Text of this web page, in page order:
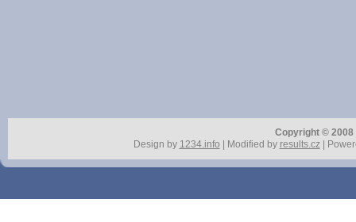
Copyright ©
Design by 1234.info | Modified by results.cz|